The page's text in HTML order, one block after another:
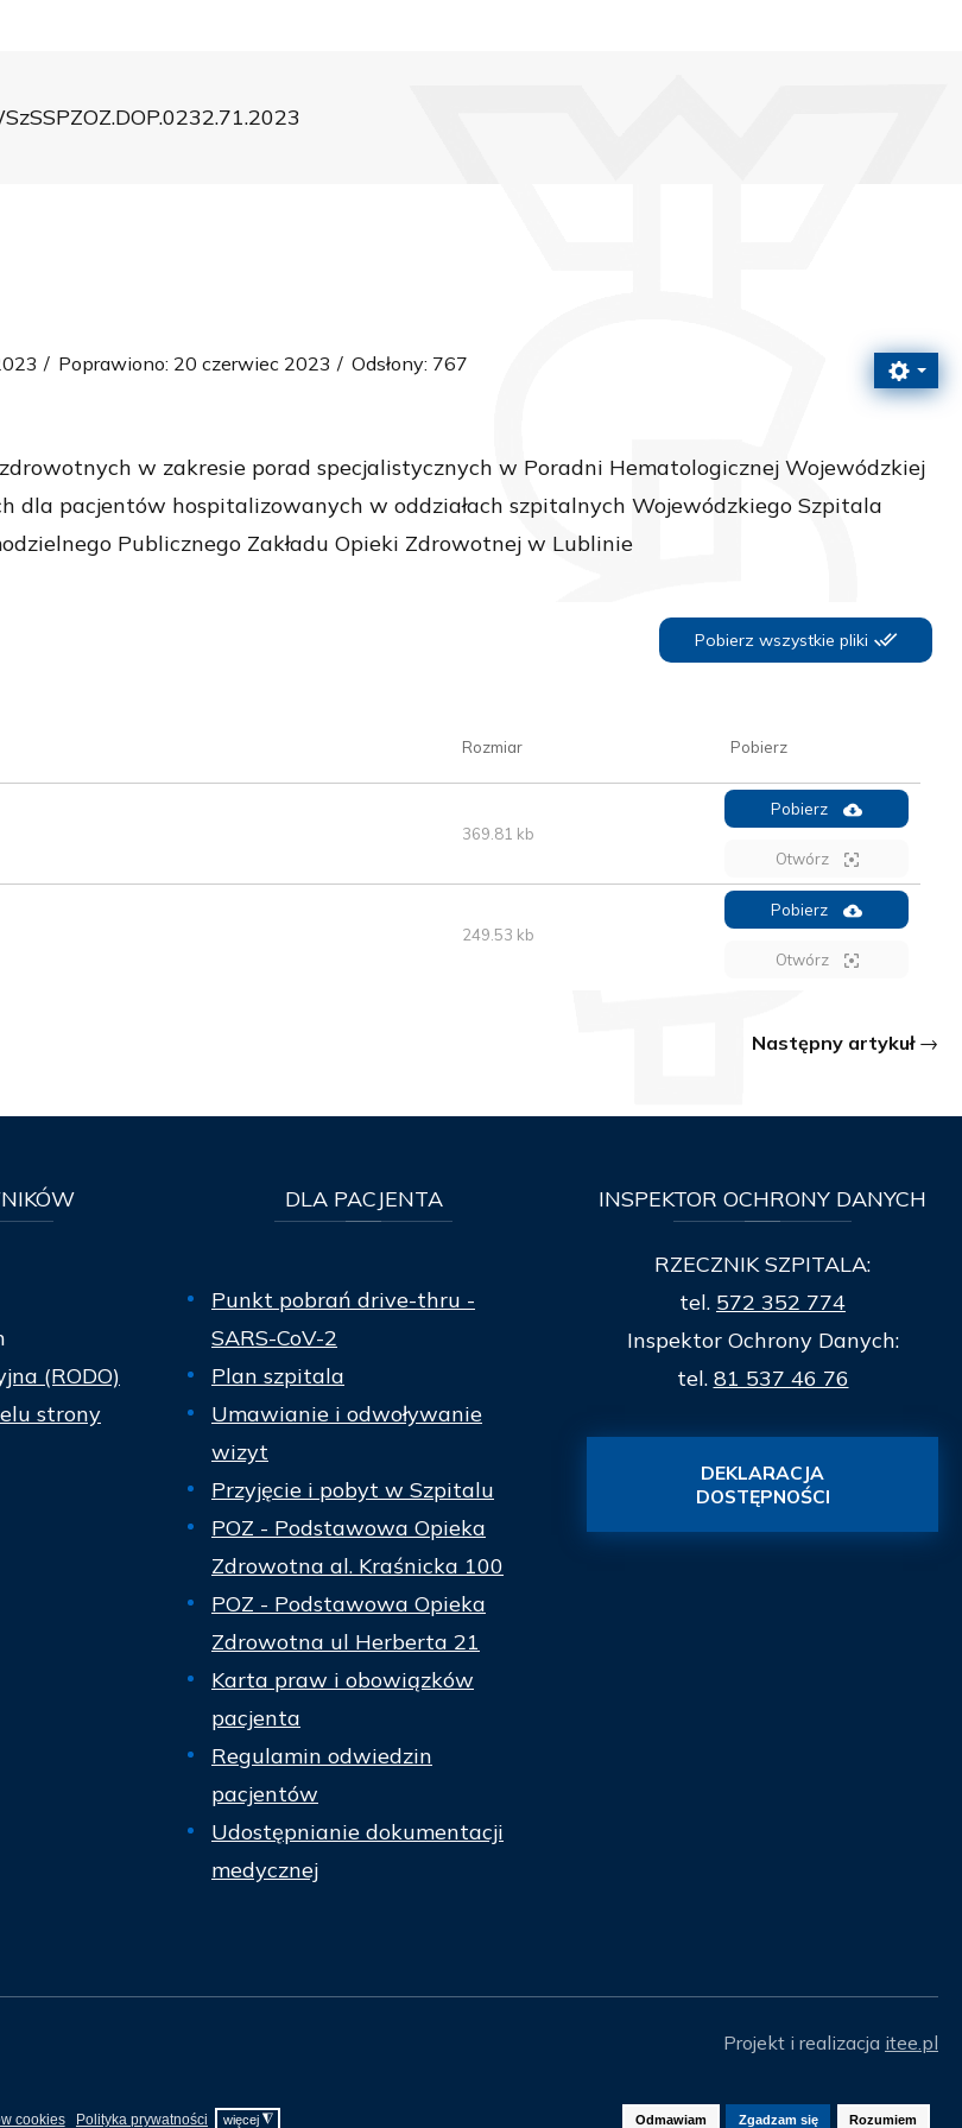
cookies Polityka prywatności więcej ◮ Odmawiam Zgadzam się Rozumiem
Poprawiono: 20 czerwiec 2023 Odsłony: 767
w zakresie porad specjalistycznych w Poradni Hematologicznej Wojewódzkiej
dla pacjentów hospitalizowanych w oddziałach szpitalnych Wojewódzkiego Szpitala
Publicznego Zakładu Opieki Zdrowotnej w Lublinie
Pobierz wszystkie pliki
Rozmiar Pobierz
369.81 kb
Pobierz
Otwórz
249.53 kb
Pobierz
Otwórz
Następny artykuł
(RODO)
strony
DLAPACJENTA
Punkt pobrań drive-thru -
SARS-CoV-2
Plan szpitala
Umawianie i odwoływanie
wizyt
Przyjęcie i pobyt w Szpitalu
POZ - Podstawowa Opieka
Zdrowotna al. Kraśnicka 100
POZ - Podstawowa Opieka
Zdrowotna ul Herberta 21
Karta praw i obowiązków
pacjenta
Regulamin odwiedzin
pacjentów
Udostępnianie dokumentacji
medycznej
INSPEKTOR OCHRONY DANYCH
RZECZNIK SZPITALA:
tel. 572 352 774
Inspektor Ochrony Danych:
tel. 81 537 46 76
DEKLARACJA
DOSTĘPNOŚCI
Projekt i realizacja itee.pl